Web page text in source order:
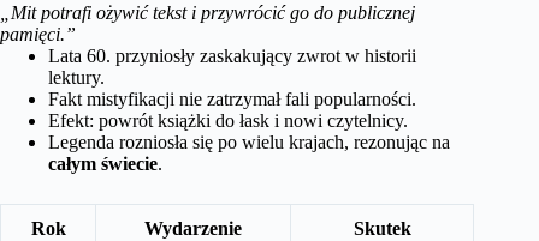
„Mit potrafi ożywić tekst i przywrócić go do publicznej
pamięci.”
Lata 60. przyniosły zaskakujący zwrot w historii
lektury.
Fakt mistyfikacji nie zatrzymał fali popularności.
Efekt: powrót książki do łask i nowi czytelnicy.
Legenda rozniosła się po wielu krajach, rezonując na
całym świecie.
Rok Wydarzenie Skutek